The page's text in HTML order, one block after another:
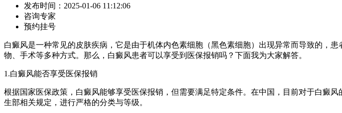
发布时间：2025-01-06 11:12:06
咨询专家
预约挂号
白癜风是一种常见的皮肤疾病，它是由于机体内色素细胞（黑色素细胞）出现异常而导致的，
物、手术等多种方式。那么，白癜风患者可以享受到医保报销吗？下面我为大家解答。
1.白癜风能否享受医保报销
根据国家医保政策，白癜风能够享受医保报销，但需要满足特定条件。在中国，目前对于白癜
生部相关规定，进行严格的分类与等级。